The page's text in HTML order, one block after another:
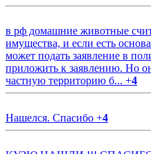
в рф домашние животные
имущества, и если есть
может подать заявление в
приложить к заявлению. Но
частную территорию б... +4
Нашелся. Спасибо +4